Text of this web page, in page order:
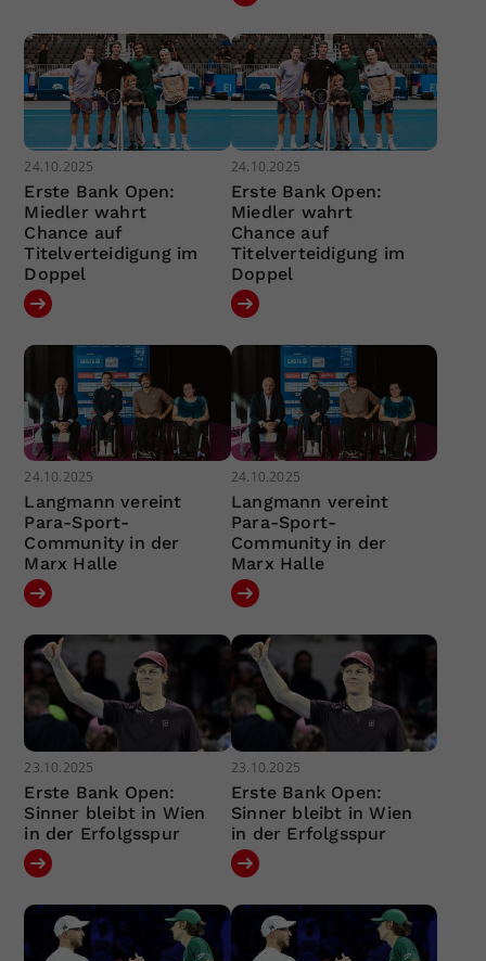
24.10.2025
Erste Bank Open:
Miedler wahrt
Chance auf
Titelverteidigung im
Doppel
24.10.2025
Erste Bank Open:
Miedler wahrt
Chance auf
Titelverteidigung im
Doppel
24.10.2025
Langmann vereint
Para-Sport-
Community in der
Marx Halle
24.10.2025
Langmann vereint
Para-Sport-
Community in der
Marx Halle
23.10.2025
Erste Bank Open:
Sinner bleibt in Wien
in der Erfolgsspur
23.10.2025
Erste Bank Open:
Sinner bleibt in Wien
in der Erfolgsspur